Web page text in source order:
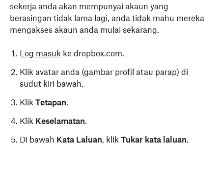
sekerja anda akan mempunyai akaun yang
berasingan tidak lama lagi, anda tidak mahu mereka
mengakses akaun anda mulai sekarang.
Log masuk ke dropbox.com.
Klik avatar anda (gambar profil atau parap) di
sudut kiri bawah.
Klik Tetapan.
Klik Keselamatan.
Di bawah Kata Laluan, klik Tukar kata laluan.